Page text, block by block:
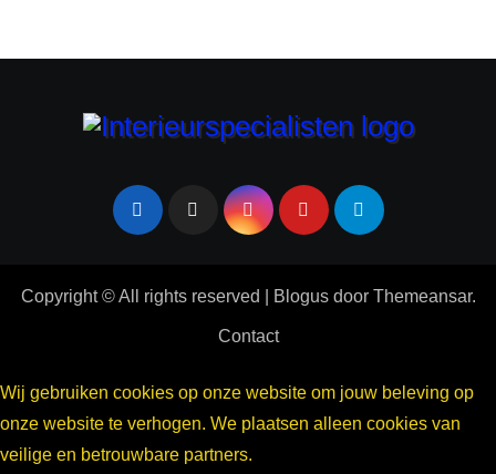
Copyright © All rights reserved Blogusdoor Themeansar.
Contact
Wij gebruiken cookies op onze website om jouw beleving op
onze website te verhogen. We plaatsen alleen cookies van
veilige en betrouwbare partners.